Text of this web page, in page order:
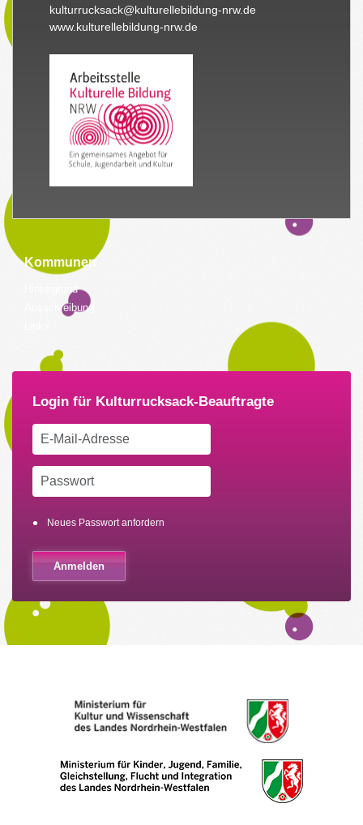
kulturrucksack@kulturellebildung-nrw.de
www.kulturellebildung-nrw.de
Kommunen
Hintergrund
Ausschreibung
Neues Passwort anfordern